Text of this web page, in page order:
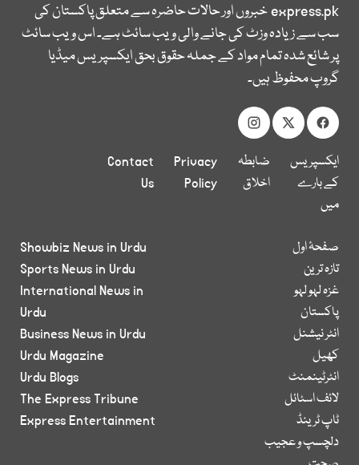
express.pkخبروں اور حالات حاضرہ سے متعلق پاکستان کی
سب سے زیادہ وزٹ کی جانے والی ویب سائٹ ہے۔ اس ویب سائٹ
پر شائع شدہ تمام مواد کے جملہ حقوق بحق ایکسپریس میڈیا
گروپ محفوظ ہیں۔
ایکسپریس
کے بارے
میں
ضابطہ
اخلاق
Privacy
Policy
Contact
Us
صفحۂ اول
تازہ ترین
غزہ لہو لہو
پاکستان
انٹر نیشنل
کھیل
انٹرٹینمنٹ
لائف اسٹائل
ٹاپ ٹرینڈ
دلچسپ و عجیب
Showbiz News in Urdu
Sports News in Urdu
International News in
Urdu
Business News in Urdu
Urdu Magazine
Urdu Blogs
The Express Tribune
Express Entertainment